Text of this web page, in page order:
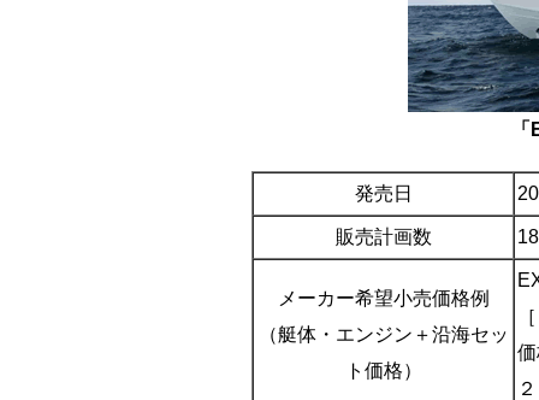
発売日
販売計画数
メーカー希望小売価格例
（艇体・エンジン＋沿海セッ
ト価格）